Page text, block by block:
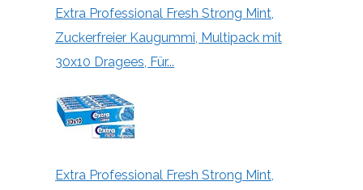
Extra Professional Fresh Strong Mint,
Zuckerfreier Kaugummi, Multipack mit
30x10 Dragees, Für...
Extra Professional Fresh Strong Mint,